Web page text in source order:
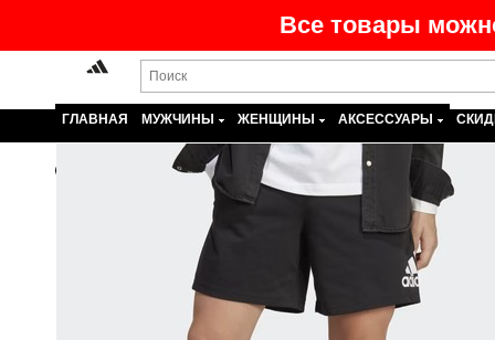
Все товары
ГЛАВНАЯ МУЖЧИНЫ ЖЕНЩИНЫ АКСЕССУАРЫ
На главную Каталог Мужчины Одежда